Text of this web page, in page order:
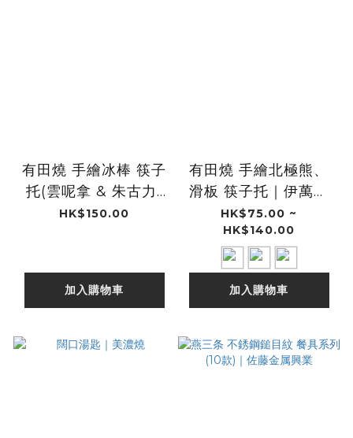
有田燒 手繪冰棒 筷子
托(雲呢拿 & 朱古力)
｜伊萬里燒
HK$150.00
加入購物車
有田燒 手繪北極熊、
滑板 筷子托｜伊萬里
燒
HK$75.00 ~
HK$140.00
加入購物車